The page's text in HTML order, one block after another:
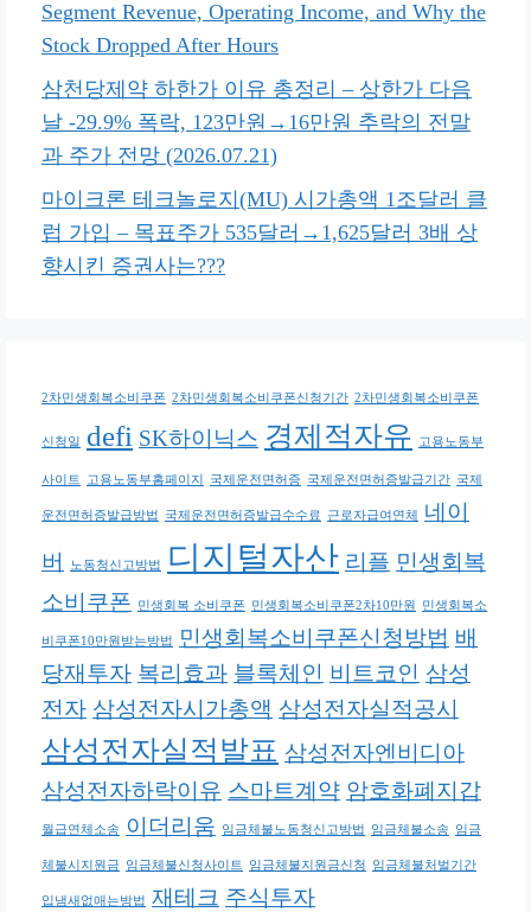
Segment Revenue, Operating Income, and Why the
Stock Dropped After Hours
삼천당제약 하한가 이유 총정리 – 상한가 다음
날 -29.9% 폭락, 123만원→16만원 추락의 전말
과 주가 전망 (2026.07.21)
마이크론 테크놀로지(MU) 시가총액 1조달러 클
럽 가입 – 목표주가 535달러→1,625달러 3배 상
향시킨 증권사는???
2차민생회복소비쿠폰 2차민생회복소비쿠폰신청기간 2차민생회복소비쿠폰
신청일 defi SK하이닉스 경제적자유 고용노동부
사이트 고용노동부홈페이지 국제운전면허증 국제운전면허증발급기간 국제
운전면허증발급방법 국제운전면허증발급수수료 근로자급여연체
네이
버
노동청신고방법 디지털자산 리플 민생회복
소비쿠폰
민생회복 소비쿠폰 민생회복소비쿠폰2차10만원 민생회복소
비쿠폰10만원받는방법 민생회복소비쿠폰신청방법 배
당재투자 복리효과 블록체인 비트코인 삼성
전자 삼성전자시가총액 삼성전자실적공시
삼성전자실적발표 삼성전자엔비디아
삼성전자하락이유 스마트계약 암호화폐지갑
월급연체소송 이더리움 임금체불노동청신고방법 임금체불소송 임금
체불시지원금 임금체불신청사이트 임금체불지원금신청 임금체불처벌기간
입냄새없애는방법 재테크 주식투자